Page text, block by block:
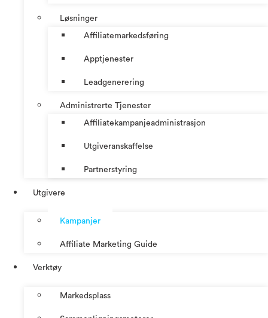
Løsninger
Affiliatemarkedsføring
Apptjenester
Leadgenerering
Administrerte Tjenester
Affiliatekampanjeadministrasjon
Utgiveranskaffelse
Partnerstyring
Utgivere
Kampanjer
Affiliate Marketing Guide
Verktøy
Markedsplass